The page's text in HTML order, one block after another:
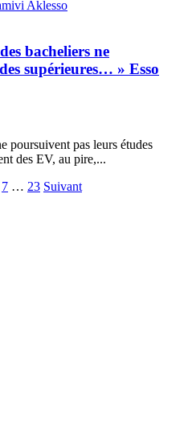
bacheliers ne
supérieures… » Esso
poursuivent pas leurs études
des EV, au pire,...
7 … 23 Suivant